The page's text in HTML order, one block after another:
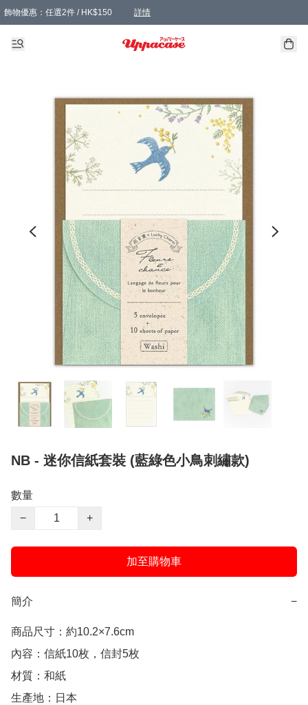
飾物優惠：任選2件 / HK$150 詳情
髮飾優惠：任選2件 / HK$100 詳情
精選襪子優惠：任選3對 / HK$115 詳情
滿額免運：本地訂單滿港幣350元可享免運費優惠
NB - 迷你信紙套裝 (藍綠色小鳥刺繡款)
數量
−
+
加至購物車
簡介 −
商品尺寸：約10.2×7.6cm
內容：信紙10枚，信封5枚
材質：和紙
生產地：日本